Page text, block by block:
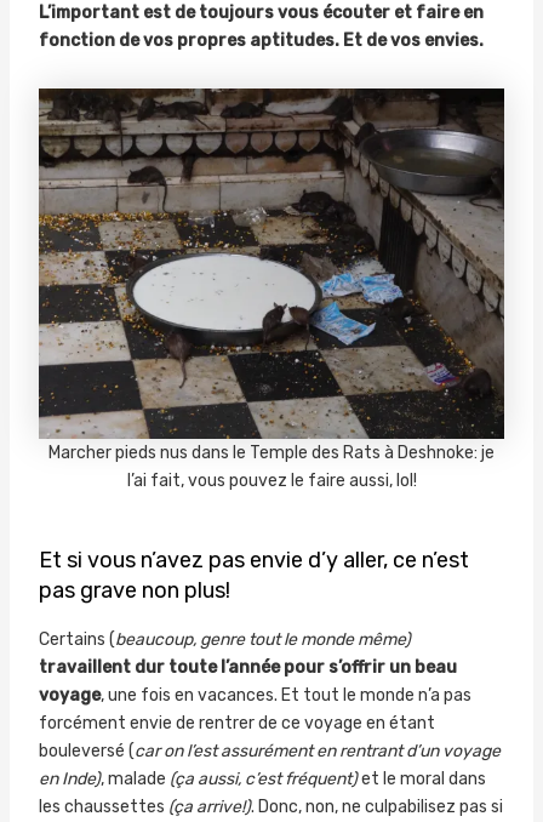
L’important est de toujours vous écouter et faire en
fonction de vos propres aptitudes. Et de vos envies.
Marcher pieds nus dans le Temple des Rats à Deshnoke: je
l’ai fait, vous pouvez le faire aussi, lol!
Et si vous n’avez pas envie d’y aller, ce n’est
pas grave non plus!
Certains (beaucoup, genre tout le monde même)
travaillent dur toute l’année pour s’offrir un beau
voyage, une fois en vacances. Et tout le monde n’a pas
forcément envie de rentrer de ce voyage en étant
bouleversé (car on l’est assurément en rentrant d’un voyage
en Inde), malade (ça aussi, c’est fréquent)et le moral dans
les chaussettes (ça arrive!). Donc, non, ne culpabilisez pas si